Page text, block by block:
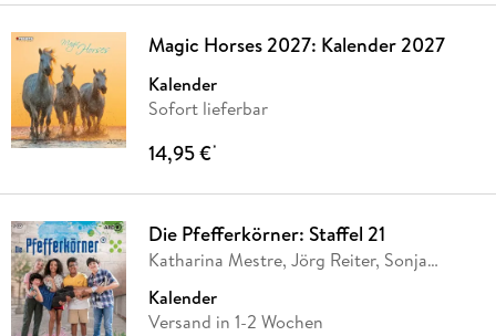
Magic Horses 2027: Kalender 2027
Kalender
Sofort lieferbar
14,95 €*
Die Pfefferkörner: Staffel 21
Katharina Mestre, Jörg Reiter, Sonja
Sairally,
Kalender
Versand in 1-2 Wochen